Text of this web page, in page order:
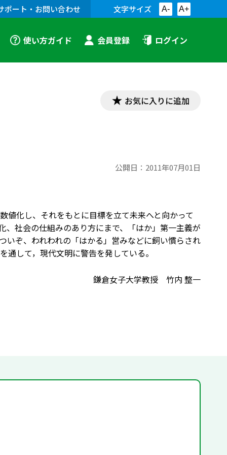
ポート・お問い合わせ 文字サイズ A- A+
使い方ガイド 会員登録 ログイン
お気に入りに追加
公開日： 2011年07月01日
値化し、それをもとに目標を立て未来へと向かって
、社会の仕組みのあり方にまで、「はか」第一主義が
いぞ、われわれの「はかる」営みなどに飼い慣らされ
して，現代文明に警告を発している。
鎌倉女子大学教授 竹内 整一